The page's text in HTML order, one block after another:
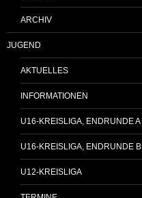
ARCHIV
JUGEND
AKTUELLES
INFORMATIONEN
U16-KREISLIGA, ENDRUNDE A
U16-KREISLIGA, ENDRUNDE B
U12-KREISLIGA